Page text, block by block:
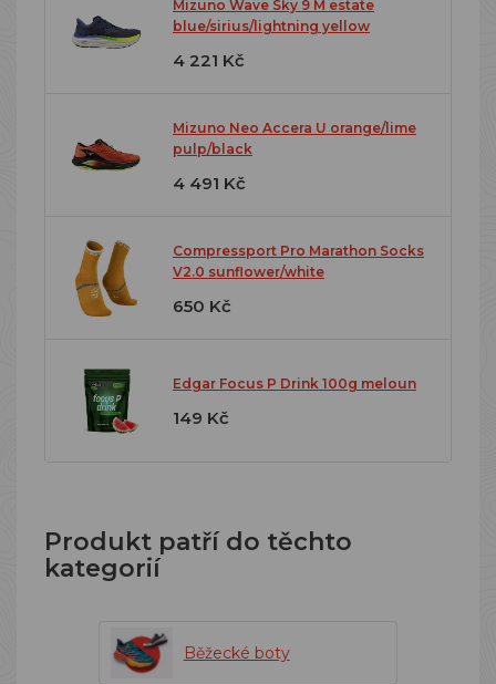
Mizuno Wave Sky 9 M estate
blue/sirius/lightning yellow
4 221 Kč
Mizuno Neo Accera U orange/lime
pulp/black
4 491 Kč
Compressport Pro Marathon Socks
V2.0 sunflower/white
650 Kč
Edgar Focus P Drink 100g meloun
149 Kč
Produkt patří do těchto
kategorií
Běžecké boty